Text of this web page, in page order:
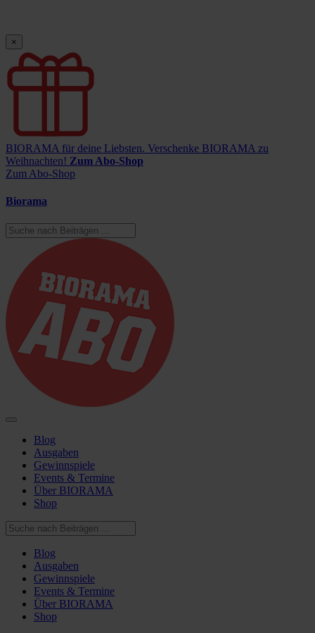
×
BIORAMA für deine Liebsten. Verschenke BIORAMA zu
Weihnachten! Zum Abo-Shop
Zum Abo-Shop
Biorama
Blog
Ausgaben
Gewinnspiele
Events & Termine
Über BIORAMA
Shop
Blog
Ausgaben
Gewinnspiele
Events & Termine
Über BIORAMA
Shop